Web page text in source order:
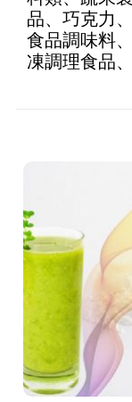
品、巧克力
食品調味料
凍調理食品